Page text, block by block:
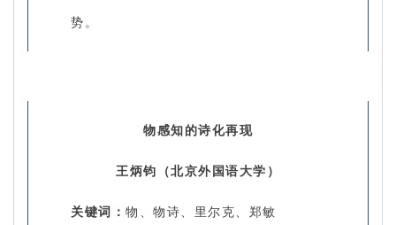
势。
物感知的诗化再现
王炳钧（北京外国语大学）
关键词： 物、物诗、里尔克、郑敏